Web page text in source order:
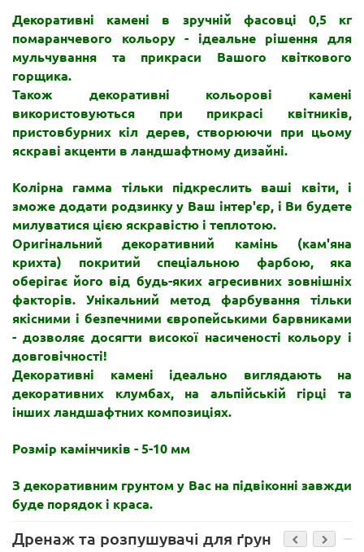
Декоративні камені в зручній фасовці 0,5 кг
помаранчевого кольору - ідеальне рішення для
мульчування та прикраси Вашого квіткового
горщика.
Також декоративні кольорові камені
використовуються при прикрасі квітників,
пристовбурних кіл дерев, створюючи при цьому
яскраві акценти в ландшафтному дизайні.
Колірна гамма тільки підкреслить ваші квіти, і
зможе додати родзинку у Ваш інтер'єр, і Ви будете
милуватися цією яскравістю і теплотою.
Оригінальний декоративний камінь (кам'яна
крихта) покритий спеціальною фарбою, яка
оберігає його від будь-яких агресивних зовнішніх
факторів. Унікальний метод фарбування тільки
якісними і безпечними європейськими барвниками
- дозволяє досягти високої насиченості кольору і
довговічності!
Декоративні камені ідеально виглядають на
декоративних клумбах, на альпійській гірці та
інших ландшафтних композиціях.
Розмір камінчиків - 5-10 мм
З декоративним грунтом у Вас на підвіконні завжди
буде порядок і краса.
Дренаж та розпушувачі для ґрунту